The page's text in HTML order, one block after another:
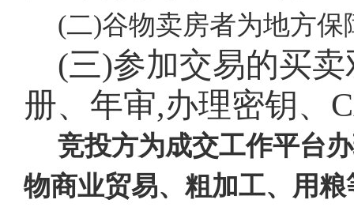
(二)谷物卖房者为地方
(三)参加交易的买
册、年审,办理密钥、
竞投方为成交工作平台
物商业贸易、粗加工、用